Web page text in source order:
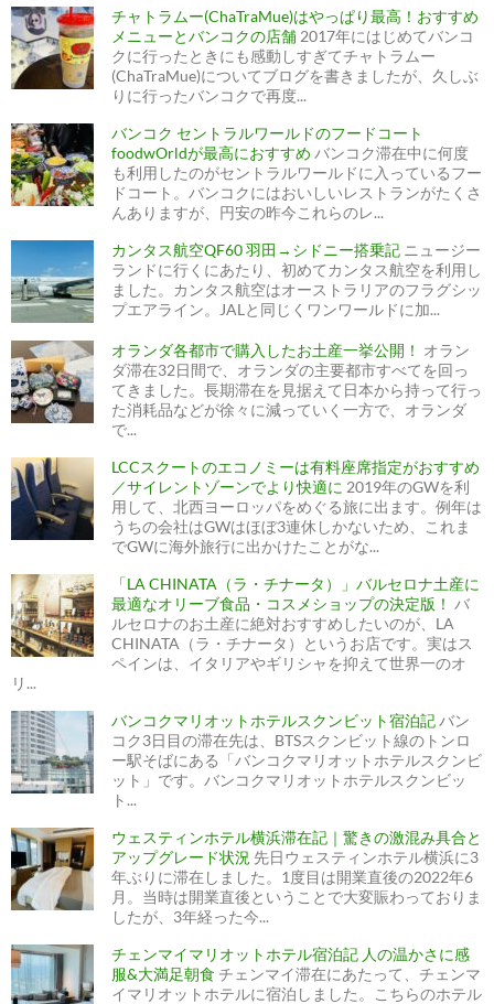
チャトラムー(ChaTraMue)はやっぱり最高！おすすめ
メニューとバンコクの店舗 2017年にはじめてバンコ
クに行ったときにも感動しすぎてチャトラムー
(ChaTraMue)についてブログを書きましたが、久しぶ
りに行ったバンコクで再度...
バンコク セントラルワールドのフードコート
foodwOrldが最高におすすめ バンコク滞在中に何度
も利用したのがセントラルワールドに入っているフー
ドコート。バンコクにはおいしいレストランがたくさ
んありますが、円安の昨今これらのレ...
カンタス航空QF60 羽田→シドニー搭乗記 ニュージー
ランドに行くにあたり、初めてカンタス航空を利用し
ました。カンタス航空はオーストラリアのフラグシッ
プエアライン。JALと同じくワンワールドに加...
オランダ各都市で購入したお土産一挙公開！ オラン
ダ滞在32日間で、オランダの主要都市すべてを回っ
てきました。長期滞在を見据えて日本から持って行っ
た消耗品などが徐々に減っていく一方で、オランダ
で...
LCCスクートのエコノミーは有料座席指定がおすすめ
／サイレントゾーンでより快適に 2019年のGWを利
用して、北西ヨーロッパをめぐる旅に出ます。例年は
うちの会社はGWはほぼ3連休しかないため、これま
でGWに海外旅行に出かけたことがな...
「LA CHINATA（ラ・チナータ）」バルセロナ土産に
最適なオリーブ食品・コスメショップの決定版！ バ
ルセロナのお土産に絶対おすすめしたいのが、LA
CHINATA（ラ・チナータ）というお店です。実はス
ペインは、イタリアやギリシャを抑えて世界一のオ
リ...
バンコクマリオットホテルスクンビット宿泊記バン
コク3日目の滞在先は、BTSスクンビット線のトンロ
ー駅そばにある「バンコクマリオットホテルスクンビ
ット」です。バンコクマリオットホテルスクンビッ
ト...
ウェスティンホテル横浜滞在記｜驚きの激混み具合と
アップグレード状況 先日ウェスティンホテル横浜に3
年ぶりに滞在しました。1度目は開業直後の2022年6
月。当時は開業直後ということで大変賑わっておりま
したが、3年経った今...
チェンマイマリオットホテル宿泊記 人の温かさに感
服&大満足朝食 チェンマイ滞在にあたって、チェンマ
イマリオットホテルに宿泊しました。こちらのホテル